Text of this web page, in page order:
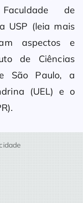
de
USP (leia mais
aspectos e
de Ciências
São Paulo, a
(UEL) e o